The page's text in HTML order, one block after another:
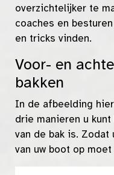
overzichtelijker te
coaches en
en tricks vinden.
Voor- en
bakken
In de afbeelding
drie manieren u
van de bak is. Zodat
van uw boot op